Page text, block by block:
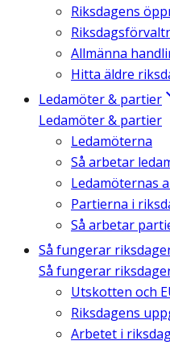
Riksdagens
Allmänna
Hitta äldre
Ledamöter & partier
Ledamöter & partier
Ledamöterna
Så arbetar
Ledamöternas
Partierna i
Så arbetar
Så fungerar
Så fungerar
Utskotten och
Riksdagens
Arbetet i